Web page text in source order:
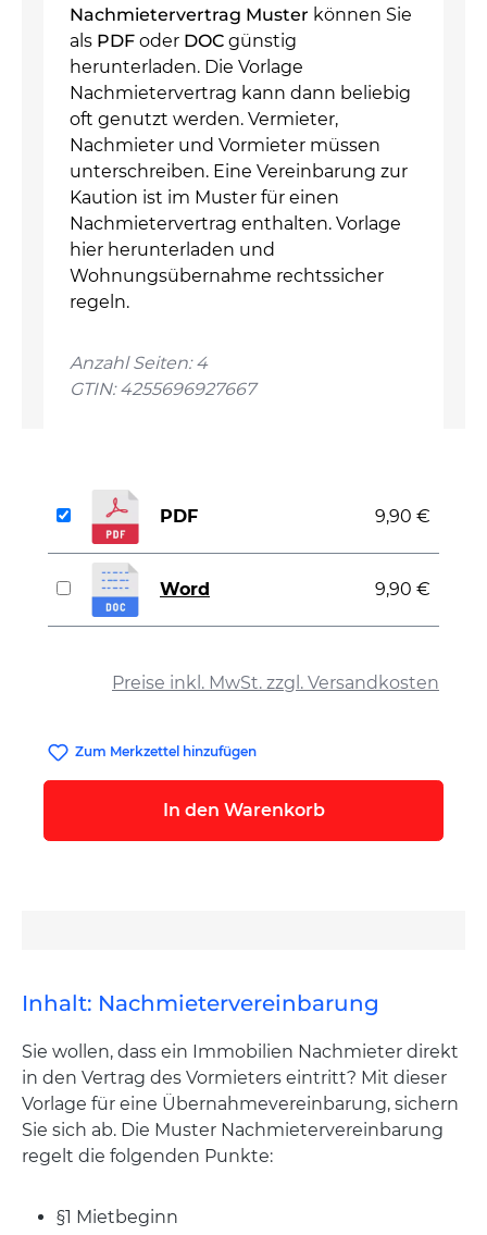
Nachmietervertrag Muster können Sie
als PDF oder DOC günstig
herunterladen. Die Vorlage
Nachmietervertrag kann dann beliebig
oft genutzt werden. Vermieter,
Nachmieter und Vormieter müssen
unterschreiben. Eine Vereinbarung zur
Kaution ist im Muster für einen
Nachmietervertrag enthalten. Vorlage
hier herunterladen und
Wohnungsübernahme rechtssicher
regeln.
Anzahl Seiten: 4
GTIN: 4255696927667
Preise inkl. MwSt. zzgl. Versandkosten
PDF 9,90 €
Word 9,90 €
Zum Merkzettel hinzufügen
In den Warenkorb
Inhalt: Nachmietervereinbarung
Sie wollen, dass ein Immobilien Nachmieter direkt
in den Vertrag des Vormieters eintritt? Mit dieser
Vorlage für eine Übernahmevereinbarung, sichern
Sie sich ab. Die Muster Nachmietervereinbarung
regelt die folgenden Punkte:
§1 Mietbeginn